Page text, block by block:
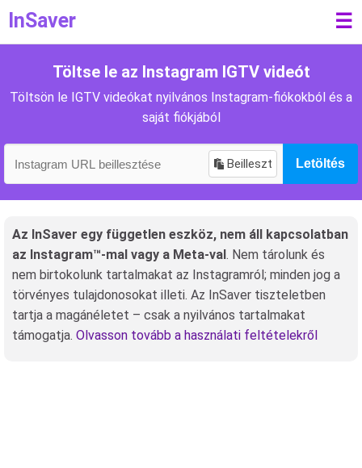
InSaver ☰
Töltse le az Instagram IGTV videót
Töltsön le IGTV videókat nyilvános Instagram-fiókokból és a
saját fiókjából
Beilleszt Letöltés
Az InSaver egy független eszköz, nem áll kapcsolatban
az Instagram™-mal vagy a Meta-val. Nem tárolunk és
nem birtokolunk tartalmakat az Instagramról; minden jog a
törvényes tulajdonosokat illeti. Az InSaver tiszteletben
tartja a magánéletet – csak a nyilvános tartalmakat
támogatja. Olvasson tovább a használati feltételekről